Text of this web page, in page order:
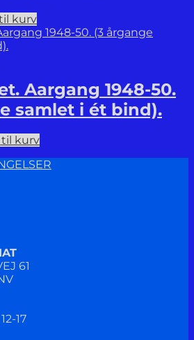
kurv
Aargang 1948-50.
samlet i ét bind).
til kurv
61
17